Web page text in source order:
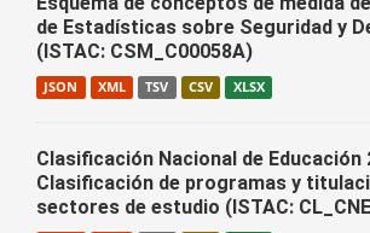
de Estadísticas sobre Seguridad y
(ISTAC: CSM_C00058A)
JSON XML TSV CSV XLSX
Clasificación Nacional de Educación
Clasificación de programas y
sectores de estudio (ISTAC: